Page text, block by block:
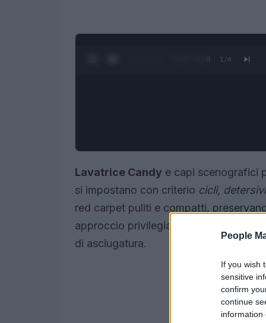
People
If you wish
sensitive
confirm
continue
information
0:28 / 3:16 1 /4
Lavatrice Candy e capi scenografici
si impostano con criterio cicli,
red carpet puliti e compatti,
approccio privilegia delicatezza,
di asciugatura.